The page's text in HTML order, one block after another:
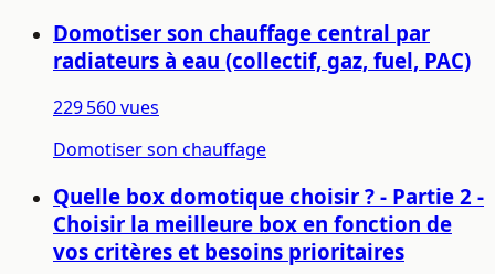
Domotiser son chauffage central par
radiateurs à eau (collectif, gaz, fuel, PAC)
229 560 vues
Domotiser son chauffage
Quelle box domotique choisir ? - Partie 2 -
Choisir la meilleure box en fonction de
vos critères et besoins prioritaires